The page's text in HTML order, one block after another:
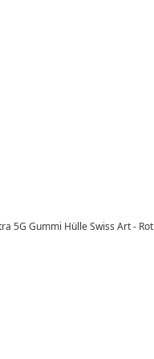
5G Gummi Hülle Swiss Art - Rot